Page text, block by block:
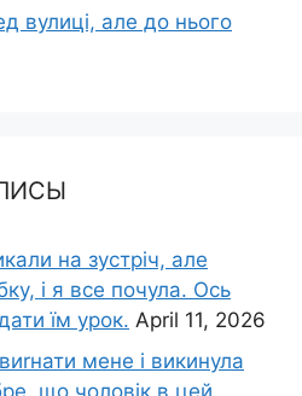
вулиці, але до нього
на зустріч, але
і я все почула. Ось
їм урок. April 11, 2026
мене і викинула
що чоловік в цей